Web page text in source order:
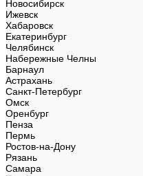
Новосибирск
Ижевск
Хабаровск
Екатеринбург
Челябинск
Набережные Челны
Барнаул
Астрахань
Санкт-Петербург
Омск
Оренбург
Пенза
Пермь
Ростов-на-Дону
Рязань
Самара